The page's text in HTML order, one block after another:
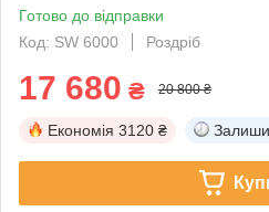
Готово до відправки
Код: SW 6000
Роздріб
17 680 ₴ 20 800 ₴
Економія 3120 ₴